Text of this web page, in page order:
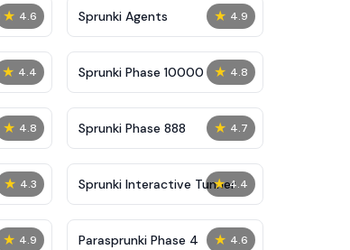
★ 4.6 ★ 4.9
Sprunki Agents
★ 4.4 ★ 4.8
Sprunki Phase 10000
★ 4.8 ★ 4.7
Sprunki Phase 888
★ 4.3 ★ 4.4
Sprunki Interactive Tunner
★ 4.9 ★ 4.6
​Parasprunki Phase 4